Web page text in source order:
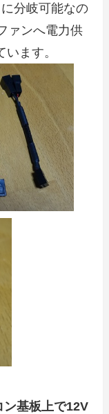
分岐可能なの
ァンへ電力供
ます。
ン基板上で12V